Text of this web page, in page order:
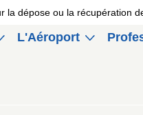
la dépose ou la récupération
L'Aéroport